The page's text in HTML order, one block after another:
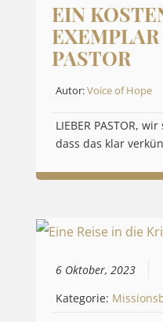
EIN
EXEMPLAR
PASTOR
Autor:Voice of Hope
LIEBER PASTOR,
dass das klar
6 Oktober, 2023
Kategorie: